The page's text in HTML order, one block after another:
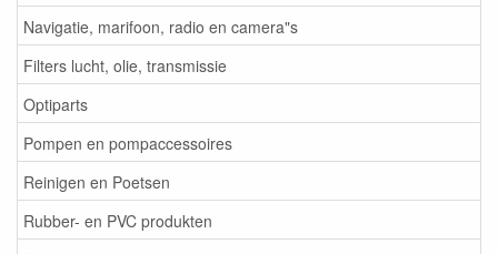
Navigatie, marifoon, radio en camera"s
Filters lucht, olie, transmissie
Optiparts
Pompen en pompaccessoires
Reinigen en Poetsen
Rubber- en PVC produkten